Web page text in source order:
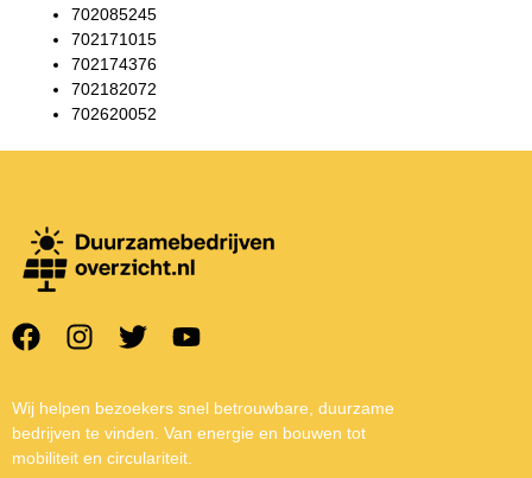
702085245
702171015
702174376
702182072
702620052
Wij helpen bezoekers snel betrouwbare, duurzame
bedrijven te vinden. Van energie en bouwen tot
mobiliteit en circulariteit.